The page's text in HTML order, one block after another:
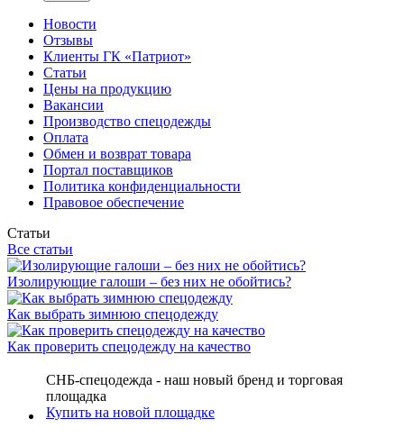
Новости
Отзывы
Клиенты ГК «Патриот»
Статьи
Цены на продукцию
Вакансии
Производство спецодежды
Оплата
Обмен и возврат товара
Портал поставщиков
Политика конфиденциальности
Правовое обеспечение
Статьи
Все статьи
Изолирующие галоши – без них не обойтись?
Как выбрать зимнюю спецодежду
Как проверить спецодежду на качество
СНБ-спецодежда - наш новый бренд и торговая
площадка
Купить на новой площадке